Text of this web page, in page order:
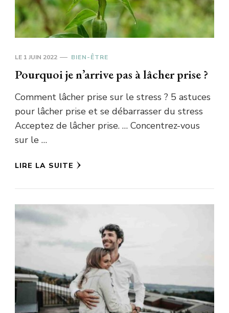
LE 1 JUIN 2022 BIEN-ÊTRE
Pourquoi je n’arrive pas à lâcher prise ?
Comment lâcher prise sur le stress ? 5 astuces
pour lâcher prise et se débarrasser du stress
Acceptez de lâcher prise. … Concentrez-vous
sur le …
LIRE LA SUITE